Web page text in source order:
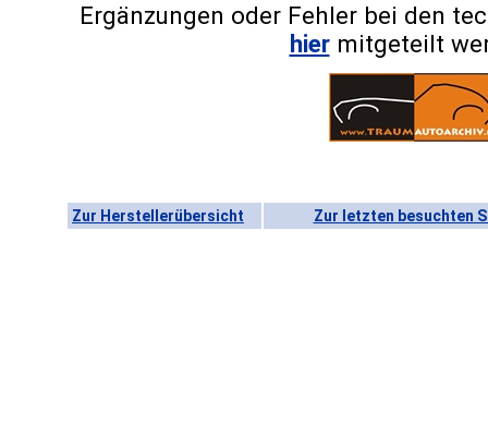
Ergänzungen oder Fehler bei den
hiermitgeteilt
Zur Herstellerübersicht Zur letzten besuchten